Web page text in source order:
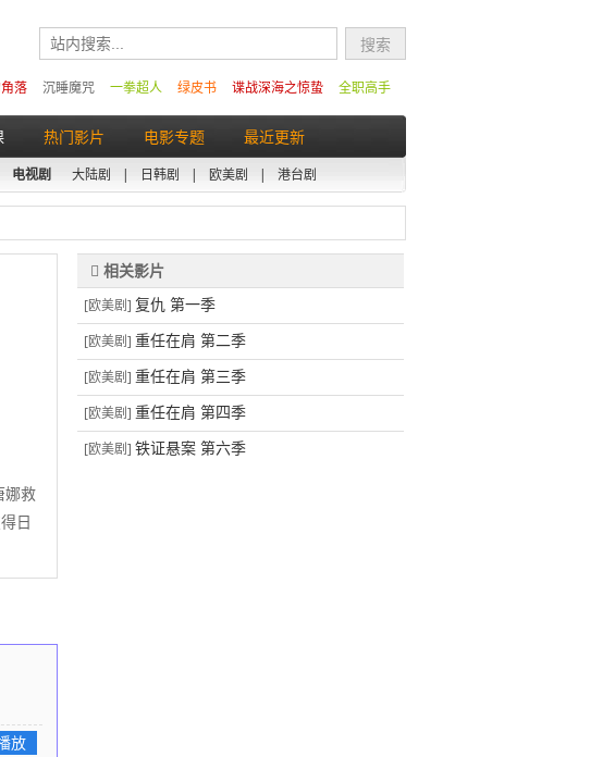
全职高手
谍战深海之惊蛰
绿皮书
一拳超人
沉睡魔咒
落
热门影片 电影专题 最近更新
电视剧 大陆剧 | 日韩剧 | 欧美剧 | 港台剧
救
日
放
相关影片
[欧美剧] 复仇 第一季
[欧美剧] 重任在肩 第二季
[欧美剧] 重任在肩 第三季
[欧美剧] 重任在肩 第四季
[欧美剧] 铁证悬案 第六季